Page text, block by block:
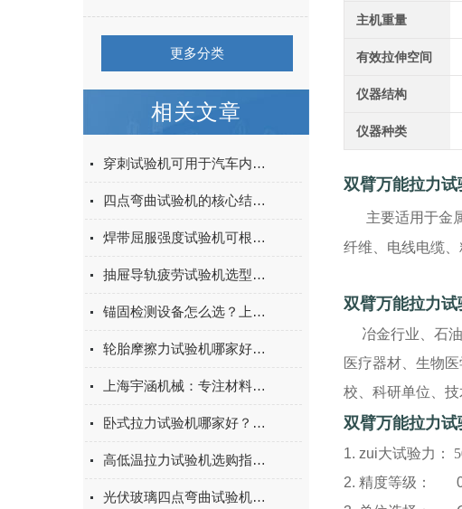
更多分类
相关文章
穿刺试验机可用于汽车内饰表皮、防撞缓冲材料得性能测试
四点弯曲试验机的核心结构与工作原理特点
焊带屈服强度试验机可根据不同标准和试验需求调整试验条件
抽屉导轨疲劳试验机选型指南：如何量化评估家具五金的耐用性
锚固检测设备怎么选？上海宇涵膨胀螺丝拉拔试验机品牌评测
轮胎摩擦力试验机哪家好？上海宇涵试验机综合评测
上海宇涵机械：专注材料力学检测，电池片拉力试验机助力光伏品质管控
卧式拉力试验机哪家好？2026年国产实力厂家实测推荐
高低温拉力试验机选购指南：聚焦上海宇涵的技术实力与可靠方案
光伏玻璃四点弯曲试验机的重要性
主机重量
有效拉伸空间
仪器结构
仪器种类
双臂万能拉力试
主要适用于金
纤维、电线电缆
双臂万能拉力试
冶金行业、石油
医疗器材、生物
校、科研单位、技
双臂万能拉力试
1. zui大试验力：
2. 精度等级：